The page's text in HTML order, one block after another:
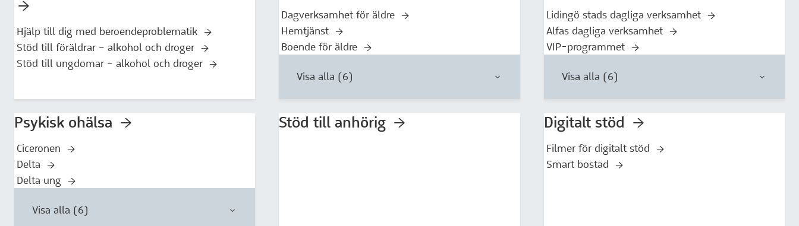
Hjälp till dig med beroendeproblematik
Stöd till föräldrar – alkohol och droger
Stöd till ungdomar – alkohol och droger
Dagverksamhet för äldre
Hemtjänst
Boende för äldre
Visa alla (6)
Lidingö stads dagliga verksamhet
Alfas dagliga verksamhet
VIP-programmet
Visa alla (6)
Psykisk ohälsa
Ciceronen
Delta
Delta ung
Visa alla (6)
Stöd till anhörig Digitalt stöd
Filmer för digitalt stöd
Smart bostad